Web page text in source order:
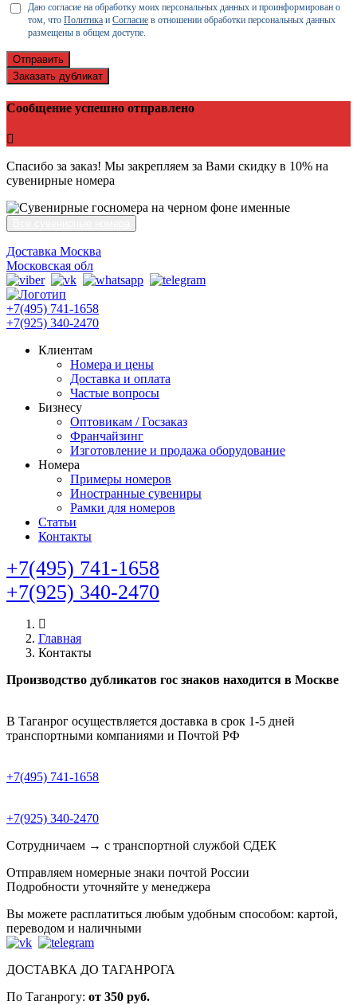
Даю согласие на обработку моих персональных данных и проинформирован о
том, что Политика и Согласие в отношении обработки персональных данных
размещены в общем доступе.
Отправить
Заказать дубликат
Сообщение успешно отправлено
Спасибо за заказ! Мы закрепляем за Вами скидку в 10% на
сувенирные номера
Доставка Москва
Московская обл
+7(495) 741-1658
+7(925) 340-2470
Клиентам
Номера и цены
Доставка и оплата
Частые вопросы
Бизнесу
Оптовикам / Госзаказ
Франчайзинг
Изготовление и продажа оборудование
Номера
Примеры номеров
Иностранные сувениры
Рамки для номеров
Статьи
Контакты
+7(495) 741-1658
+7(925) 340-2470
Главная
Контакты
Производство дубликатов гос знаков находится в Москве
В Таганрог осуществляется доставка в срок 1-5 дней
транспортными компаниями и Почтой РФ
+7(495) 741-1658
+7(925) 340-2470
Сотрудничаем → с транспортной службой СДЕК
Отправляем номерные знаки почтой России
Подробности уточняйте у менеджера
Вы можете расплатиться любым удобным способом: картой,
переводом и наличными
ДОСТАВКА ДО ТАГАНРОГА
По Таганрогу: от 350 руб.